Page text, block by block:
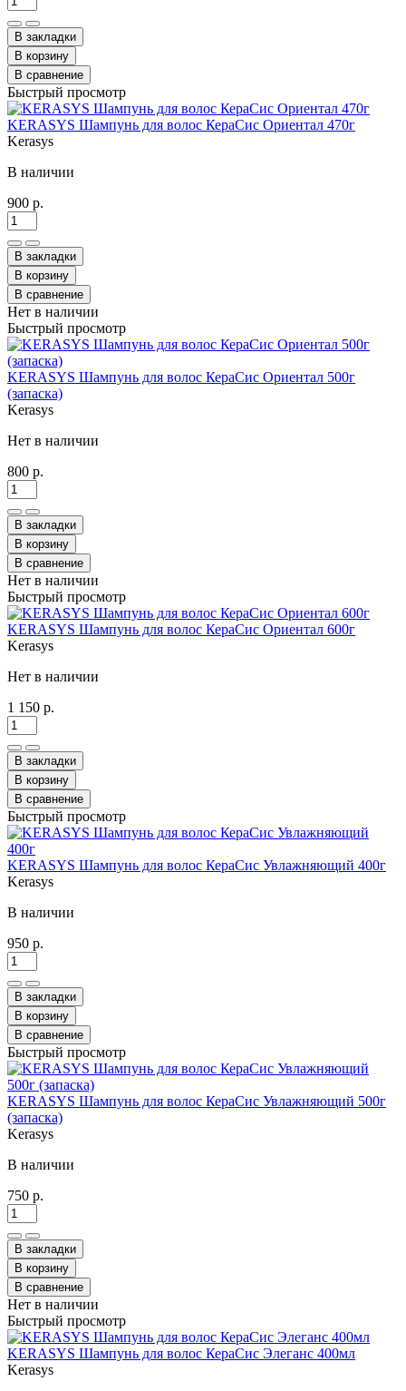
В закладки
В корзину
В сравнение
Быстрый просмотр
KERASYS Шампунь для волос КераСис Ориентал 470г
Kerasys
В наличии
900 р.
В закладки
В корзину
В сравнение
Нет в наличии
Быстрый просмотр
KERASYS Шампунь для волос КераСис Ориентал 500г
(запаска)
Kerasys
Нет в наличии
800 р.
В закладки
В корзину
В сравнение
Нет в наличии
Быстрый просмотр
KERASYS Шампунь для волос КераСис Ориентал 600г
Kerasys
Нет в наличии
1 150 р.
В закладки
В корзину
В сравнение
Быстрый просмотр
KERASYS Шампунь для волос КераСис Увлажняющий 400г
Kerasys
В наличии
950 р.
В закладки
В корзину
В сравнение
Быстрый просмотр
KERASYS Шампунь для волос КераСис Увлажняющий 500г
(запаска)
Kerasys
В наличии
750 р.
В закладки
В корзину
В сравнение
Нет в наличии
Быстрый просмотр
KERASYS Шампунь для волос КераСис Элеганс 400мл
Kerasys